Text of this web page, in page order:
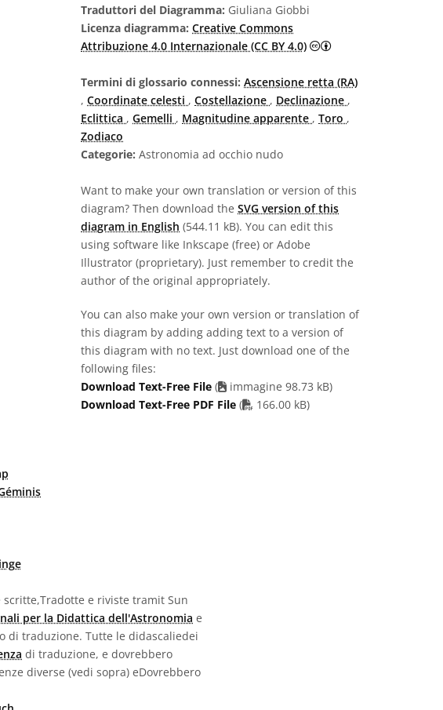
Traduttori del Diagramma: Giuliana Giobbi
Licenza diagramma: Creative Commons
Attribuzione 4.0 Internazionale (CC BY 4.0)
Creative Commons
Termini di glossario connessi: Ascensione retta (RA)
, Coordinate celesti , Costellazione , Declinazione ,
Eclittica , Gemelli , Magnitudine apparente , Toro ,
Zodiaco
Categorie: Astronomia ad occhio nudo
Want to make your own translation or version of this
diagram? Then download the SVG version of this
diagram in English (544.11 kB). You can edit this
using software like Inkscape (free) or Adobe
Illustrator (proprietary). Just remember to credit the
author of the original appropriately.
You can also make your own version or translation of
this diagram by adding adding text to a version of
this diagram with no text. Just download one of the
following files:
Download Text-Free File (
immagine 98.73 kB)
Download Text-Free PDF File ( PDF file
166.00 kB)
e riviste tramit Sun
per la Didattica dell'Astronomia e
di traduzione. Tutte le didascaliedei
di traduzione, e dovrebbero
diverse (vedi sopra) eDovrebbero